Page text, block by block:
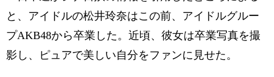
と、アイドルの松井玲奈はこの前、アイドルグルー
プAKB48から卒業した。近頃、彼女は卒業写真を撮
影し、ピュアで美しい自分をファンに見せた。